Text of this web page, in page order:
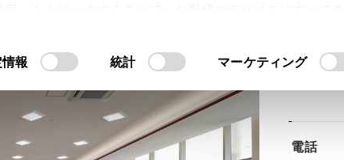
報 統計 マーケティング
住所
電話